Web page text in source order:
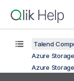
Talend
Azure
Azure